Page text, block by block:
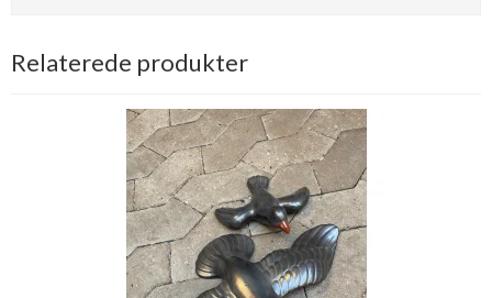
Relaterede produkter